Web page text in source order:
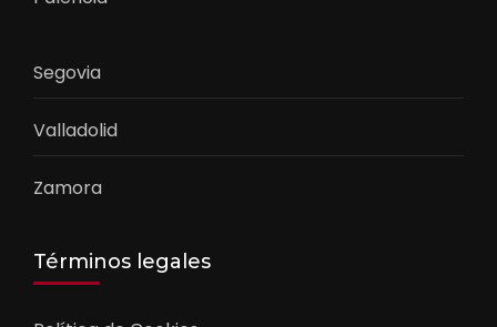
Segovia
Valladolid
Zamora
Términos legales